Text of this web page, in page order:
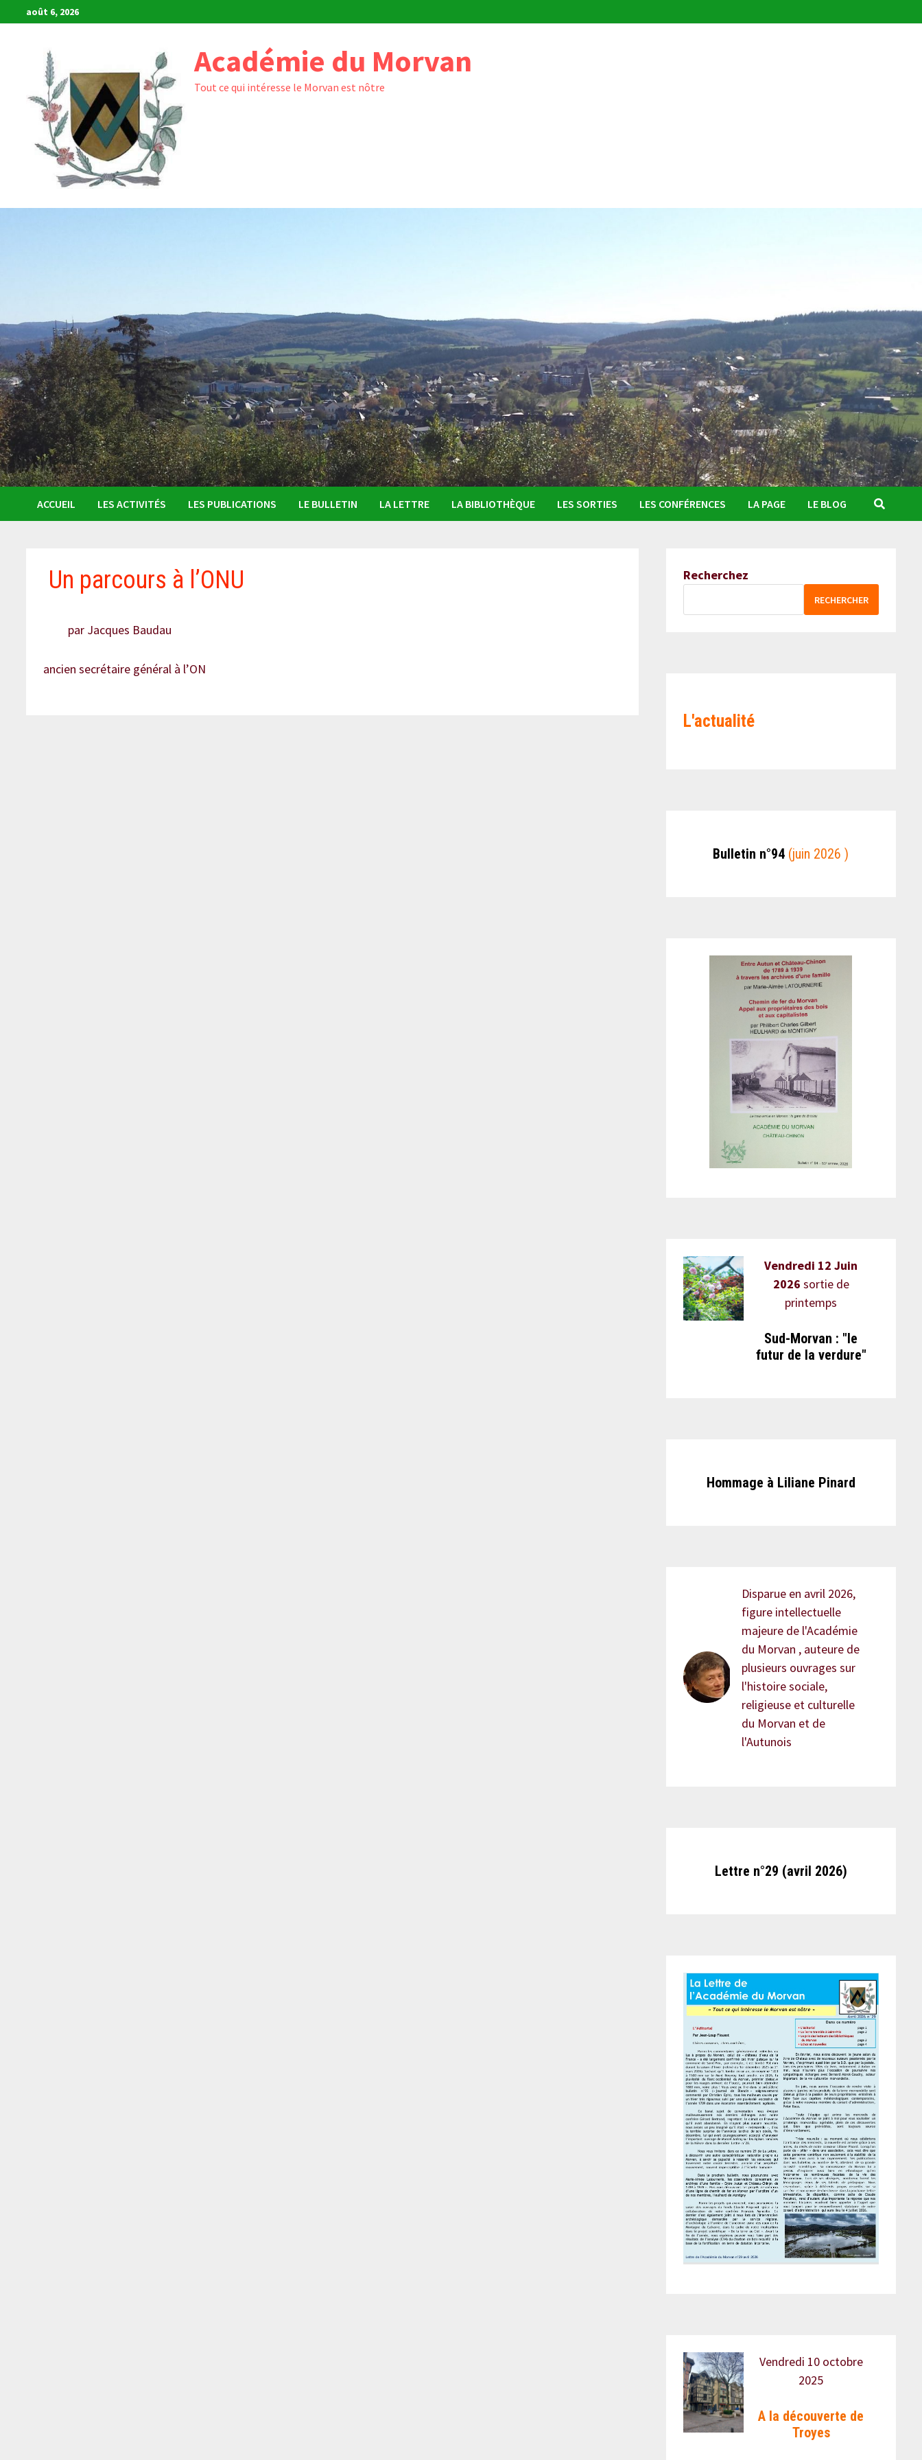
Passer
au
août 6, 2026
Académie du Morvan
Tout ce qui intéresse le Morvan est nôtre
ACCUEIL LES ACTIVITÉS LES PUBLICATIONS LE BULLETIN LA LETTRE LA BIBLIOTHÈQUE LES SORTIES LES CONFÉRENCES LA PAGE LE BLOG
Un parcours à l’ONU
par Jacques Baudau
ancien secrétaire général à l’ON
Recherchez
RECHERCHER
L'actualité
Bulletin n°94 (juin 2026 )
Vendredi 12 Juin
2026 sortie de
printemps
Sud-Morvan : "le
futur de la verdure"
Hommage à Liliane Pinard
Disparue en avril 2026,
figure intellectuelle
majeure de l'Académie
du Morvan , auteure de
plusieurs ouvrages sur
l'histoire sociale,
religieuse et culturelle
du Morvan et de
l'Autunois
Lettre n°29 (avril 2026)
Vendredi 10 octobre
2025
A la découverte de
Troyes